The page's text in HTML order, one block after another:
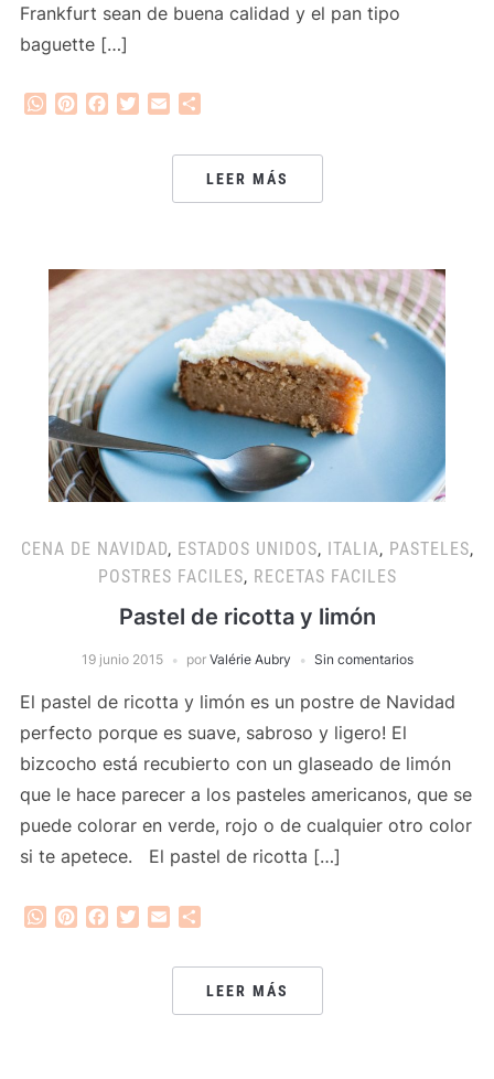
Frankfurt sean de buena calidad y el pan tipo
baguette […]
WhatsApp
PinterestFacebook
Twitter
Email
LEER MÁS
CENA DE NAVIDAD, ESTADOS UNIDOS, ITALIA, PASTELES,
POSTRES FACILES, RECETAS FACILES
Pastel de ricotta y limón
19 junio 2015 por Valérie Aubry Sin comentarios
El pastel de ricotta y limón es un postre de Navidad
perfecto porque es suave, sabroso y ligero! El
bizcocho está recubierto con un glaseado de limón
que le hace parecer a los pasteles americanos, que se
puede colorar en verde, rojo o de cualquier otro color
si te apetece. El pastel de ricotta […]
WhatsApp
PinterestFacebook
Twitter
Email
LEER MÁS